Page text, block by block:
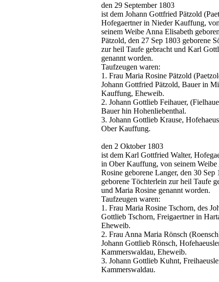
den 29 September 1803
ist dem Johann Gottfried Pätzold
Hofegaertner in Nieder Kauffung,
seinem Weibe Anna Elisabeth
Pätzold, den 27 Sep 1803 geborene
zur heil Taufe gebracht und Karl
genannt worden.
Taufzeugen waren:
1. Frau Maria Rosine Pätzold
Johann Gottfried Pätzold, Bauer in
Kauffung, Eheweib.
2. Johann Gottlieb Feihauer,
Bauer hin Hohenliebenthal.
3. Johann Gottlieb Krause,
Ober Kauffung.
den 2 Oktober 1803
ist dem Karl Gottfried Walter,
in Ober Kauffung, von seinem Weibe
Rosine geborene Langer, den 30 Sep
geborene Töchterlein zur heil Taufe
und Maria Rosine genannt worden.
Taufzeugen waren:
1. Frau Maria Rosine Tschorn, des
Gottlieb Tschorn, Freigaertner in
Eheweib.
2. Frau Anna Maria Rönsch
Johann Gottlieb Rönsch,
Kammerswaldau, Eheweib.
3. Johann Gottlieb Kuhnt,
Kammerswaldau.